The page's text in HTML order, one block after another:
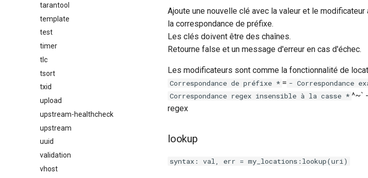
tarantool
template
test
timer
tlc
tsort
txid
upload
upstream-healthcheck
upstream
uuid
validation
vhost
Ajoute une nouvelle clé avec la valeur et le
la correspondance de préfixe.
Les clés doivent être des chaînes.
Retourne false et un message d'erreur en cas d'échec.
Les modificateurs sont comme la fonctionnalité de
Correspondance de préfixe * = - Correspondance
Correspondance regex insensible à la casse * ^~`
regex
lookup
syntax: val, err = my_locations:lookup(uri)